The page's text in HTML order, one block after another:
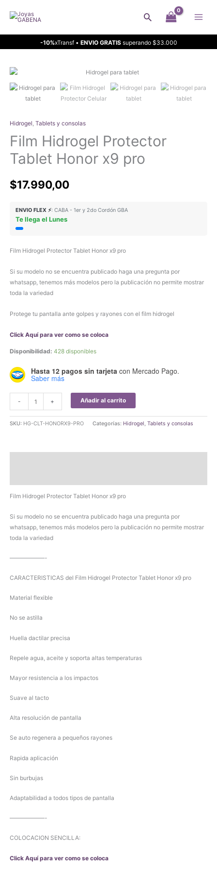
Buscar
-10%xTransf • ENVIO GRATISsuperando $33.000
Hidrogel, Tablets y consolas
Film Hidrogel Protector
Tablet Honor x9 pro
$17.990,00
ENVIO FLEX ⚡: CABA - 1er y 2do Cordón GBA
Te llega el Lunes
Film Hidrogel Protector Tablet Honor x9 pro
Si su modelo no se encuentra publicado haga una pregunta por
whatsapp, tenemos más modelos pero la publicación no permite mostrar
toda la variedad
Protege tu pantalla ante golpes y rayones con el film hidrogel
Click Aquí para ver como se coloca
Disponibilidad: 428 disponibles
Hasta 12 pagos sin tarjeta con Mercado Pago.
Saber más
-
Hidrogel
Protector
x9
+ Añadir al carrito
SKU: HG-CLT-HONORX9-PRO Categorías: Hidrogel , Tablets y consolas
Film Hidrogel Protector Tablet Honor x9 pro
Si su modelo no se encuentra publicado haga una pregunta por
whatsapp, tenemos más modelos pero la publicación no permite mostrar
toda la variedad
——————-
CARACTERISTICAS del Film Hidrogel Protector Tablet Honor x9 pro
Material flexible
No se astilla
Huella dactilar precisa
Repele agua, aceite y soporta altas temperaturas
Mayor resistencia a los impactos
Suave al tacto
Alta resolución de pantalla
Se auto regenera a pequeños rayones
Rapida aplicación
Sin burbujas
Adaptabilidad a todos tipos de pantalla
——————-
COLOCACION SENCILLA:
Click Aquí para ver como se coloca